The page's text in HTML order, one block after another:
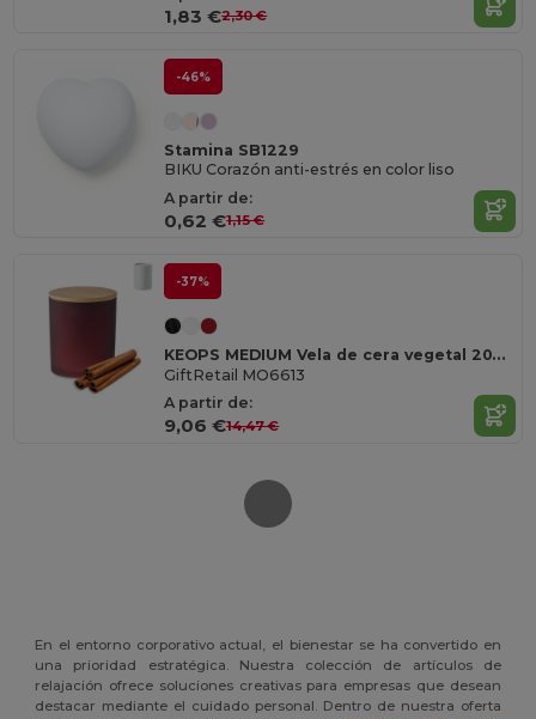
1,83 €2,30 €
-46%
Stamina SB1229
BIKU Corazón anti-estrés en color liso
A partir de:
0,62 €1,15 €
-37%
KEOPS MEDIUM Vela de cera vegetal 200 gr
GiftRetail MO6613
A partir de:
9,06 €14,47 €
En el entorno corporativo actual, el bienestar se ha convertido en
una prioridad estratégica. Nuestra colección de artículos de
relajación ofrece soluciones creativas para empresas que desean
destacar mediante el cuidado personal. Dentro de nuestra oferta